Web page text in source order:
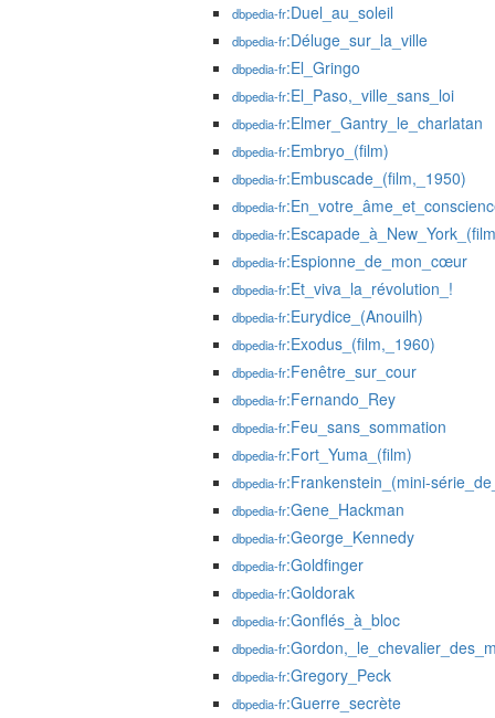
dbpedia-fr:Duel_au_soleil
dbpedia-fr:Déluge_sur_la_ville
dbpedia-fr:El_Gringo
dbpedia-fr:El_Paso,_ville_sans_loi
dbpedia-fr:Elmer_Gantry_le_charlatan
dbpedia-fr:Embryo_(film)
dbpedia-fr:Embuscade_(film,_1950)
dbpedia-fr
dbpedia-fr
dbpedia-fr:Espionne_de_mon_cœur
dbpedia-fr:Et_viva_la_révolution_!
dbpedia-fr:Eurydice_(Anouilh)
dbpedia-fr:Exodus_(film,_1960)
dbpedia-fr:Fenêtre_sur_cour
dbpedia-fr:Fernando_Rey
dbpedia-fr:Feu_sans_sommation
dbpedia-fr:Fort_Yuma_(film)
dbpedia-fr:Frankenstein_(mini-
dbpedia-fr:Gene_Hackman
dbpedia-fr:George_Kennedy
dbpedia-fr:Goldfinger
dbpedia-fr:Goldorak
dbpedia-fr:Gonflés_à_bloc
dbpedia-fr
dbpedia-fr:Gregory_Peck
dbpedia-fr:Guerre_secrète